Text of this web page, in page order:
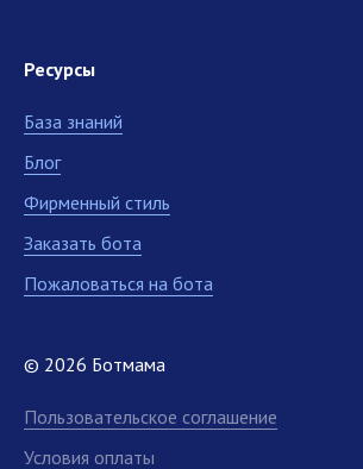
Условия оплаты
Пользовательское соглашение
© 2026 Ботмама
Пожаловаться на бота
Заказать бота
Блог
Фирменный стиль
Ресурсы
База знаний